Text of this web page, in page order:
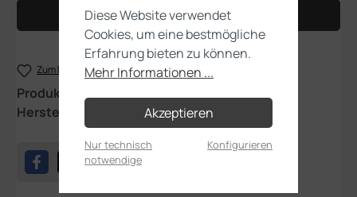
In den Warenkorb
Zum Merkzettel hinzufügen
Produktnummer:
Hersteller:
Games Workshop
Diese Website verwendet
Cookies, um eine bestmögliche
Erfahrung bieten zu können.
Mehr Informationen ...
Akzeptieren
Nur technisch
notwendige
Konfigurieren